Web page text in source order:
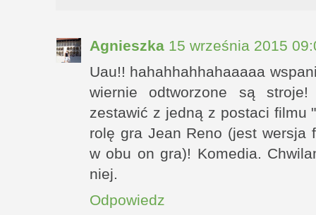
Agnieszka 15 września 2015
Uau!! hahahhahhahaaaaa
wiernie odtworzone są
zestawić z jedną z postaci filmu
rolę gra Jean Reno (jest wersja
w obu on gra)! Komedia.
niej.
Odpowiedz